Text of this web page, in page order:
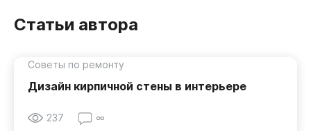
Статьи автора
Советы по ремонту
Дизайн кирпичной стены в интерьере
237 ∞